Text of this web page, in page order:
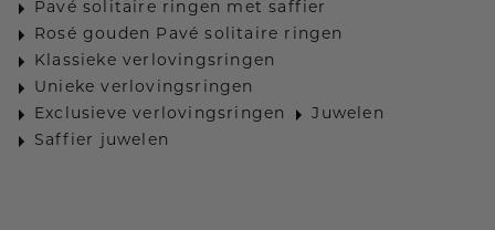
Pavé solitaire ringen met saffier
Rosé gouden Pavé solitaire ringen
Klassieke verlovingsringen
Unieke verlovingsringen
Exclusieve verlovingsringen
Juwelen
Saffier juwelen